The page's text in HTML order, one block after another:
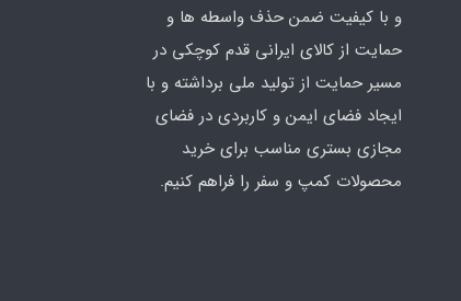
و با کیفیت ضمن حذف واسطه ها و
حمایت از کالای ایرانی قدم کوچکی در
مسیر حمایت از تولید ملی برداشته و با
ایجاد فضای ایمن و کاربردی در فضای
مجازی بستری مناسب برای خرید
محصولات کمپ و سفر را فراهم کنیم.